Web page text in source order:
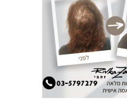
צמידי שיער – המומחים
לצמידי שיער ברמת השרון
חדשות
פרוברי PROBERRY מוצרי
שיער מבוססי גוג’י ברי